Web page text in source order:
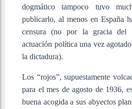
dogmático tampoco tuvo
publicarlo, al menos en España
censura (no por la gracia del
actuación política una vez
la dictadura).
Los “rojos”, supuestamente
para el mes de agosto de 1936,
buena acogida a sus abyectos